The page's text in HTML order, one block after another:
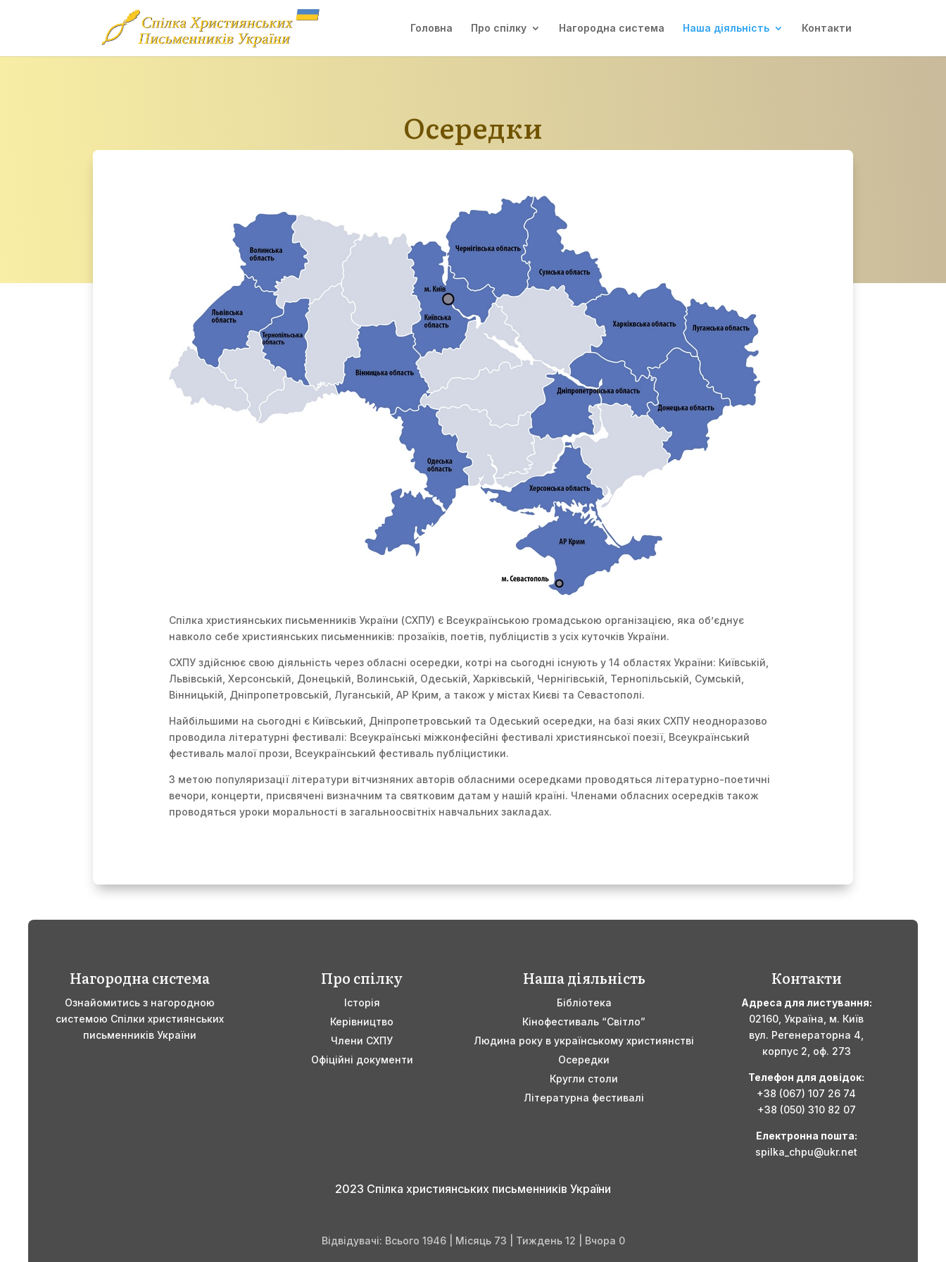
Головна Про спілку Нагородна система Наша діяльність Контакти
Осередки
Спілка християнських письменників України (СХПУ) є Всеукраїнською громадською організацією, яка об’єднує
навколо себе християнських письменників: прозаїків, поетів, публіцистів з усіх куточків України.
СХПУ здійснює свою діяльність через обласні осередки, котрі на сьогодні існують у 14 областях України: Київській,
Львівській, Херсонській, Донецькій, Волинській, Одеській, Харківській, Чернігівській, Тернопільській, Сумській,
Вінницькій, Дніпропетровській, Луганській, АР Крим, а також у містах Києві та Севастополі.
Найбільшими на сьогодні є Київський, Дніпропетровський та Одеський осередки, на базі яких СХПУ неодноразово
проводила літературні фестивалі: Всеукраїнські міжконфесійні фестивалі християнської поезії, Всеукраїнський
фестиваль малої прози, Всеукраїнський фестиваль публіцистики.
З метою популяризації літератури вітчизняних авторів обласними осередками проводяться літературно-поетичні
вечори, концерти, присвячені визначним та святковим датам у нашій країні. Членами обласних осередків також
проводяться уроки моральності в загальноосвітніх навчальних закладах.
Нагородна система
Ознайомитись з нагородною
системою Спілки християнських
письменників України
Про спілку
Історія
Керівництво
Члени СХПУ
Офіційні документи
Наша діяльність
Бібліотека
Кінофестиваль “Світло”
Людина року в українському християнстві
Осередки
Кругли столи
Літературна фестивалі
Контакти
Адреса для листування:
02160,Україна, м. Київ
вул. Регенераторна 4,
корпус 2, оф. 273
Телефон для довідок:
+38 (067) 107 26 74
+38 (050) 310 82 07
Електронна пошта:
spilka_chpu@ukr.net
2023 Спілка християнських письменників України
Відвідувачі: Всього 1946 | Місяць 73 | Тиждень 12 | Вчора 0